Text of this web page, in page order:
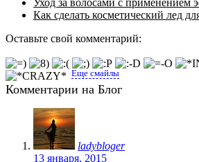
Как сделать косметический лед
Оставьте свой комментарий:
Еще смайлы
Комментарии на Блог
ladybloger
13 января, 2015